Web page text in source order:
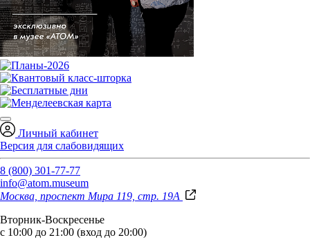
Личный кабинет
Версия для слабовидящих
8 (800) 301-77-77
info@atom.museum
Москва, проспект Мира 119, стр. 19А
Вторник-Воскресенье
с 10:00 до 21:00 (вход до 20:00)